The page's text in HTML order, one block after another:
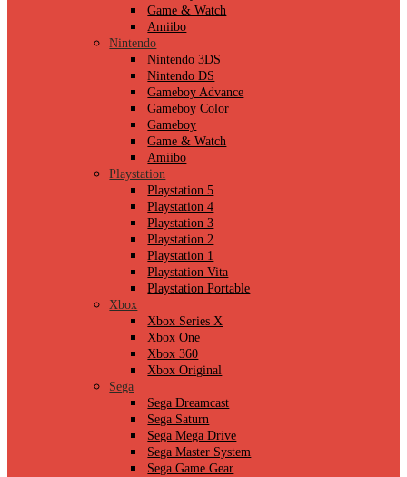
Game & Watch
Amiibo
Nintendo
Nintendo 3DS
Nintendo DS
Gameboy Advance
Gameboy Color
Gameboy
Game & Watch
Amiibo
Playstation
Playstation 5
Playstation 4
Playstation 3
Playstation 2
Playstation 1
Playstation Vita
Playstation Portable
Xbox
Xbox Series X
Xbox One
Xbox 360
Xbox Original
Sega
Sega Dreamcast
Sega Saturn
Sega Mega Drive
Sega Master System
Sega Game Gear